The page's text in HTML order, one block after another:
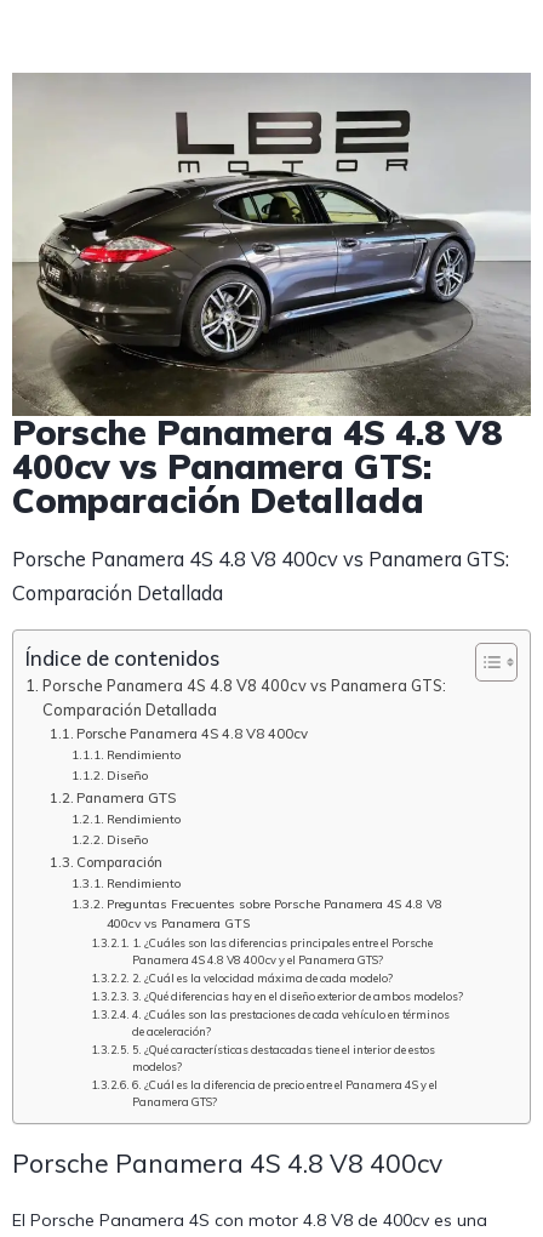
Porsche Panamera 4S 4.8 V8
400cv vs Panamera GTS:
Comparación Detallada
Porsche Panamera 4S 4.8 V8 400cv vs Panamera GTS:
Comparación Detallada
Índice de contenidos
Porsche Panamera 4S 4.8 V8 400cv vs Panamera GTS:
Comparación Detallada
Porsche Panamera 4S 4.8 V8 400cv
Rendimiento
Diseño
Panamera GTS
Rendimiento
Diseño
Comparación
Rendimiento
Preguntas Frecuentes sobre Porsche Panamera 4S 4.8 V8
400cv vs Panamera GTS
1. ¿Cuáles son las diferencias principales entre el Porsche
Panamera 4S 4.8 V8 400cv y el Panamera GTS?
2. ¿Cuál es la velocidad máxima de cada modelo?
3. ¿Qué diferencias hay en el diseño exterior de ambos modelos?
4. ¿Cuáles son las prestaciones de cada vehículo en términos
de aceleración?
5. ¿Qué características destacadas tiene el interior de estos
modelos?
6. ¿Cuál es la diferencia de precio entre el Panamera 4S y el
Panamera GTS?
Porsche Panamera 4S 4.8 V8 400cv
El Porsche Panamera 4S con motor 4.8 V8 de 400cv es una